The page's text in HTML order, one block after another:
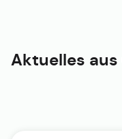
Aktuelles aus